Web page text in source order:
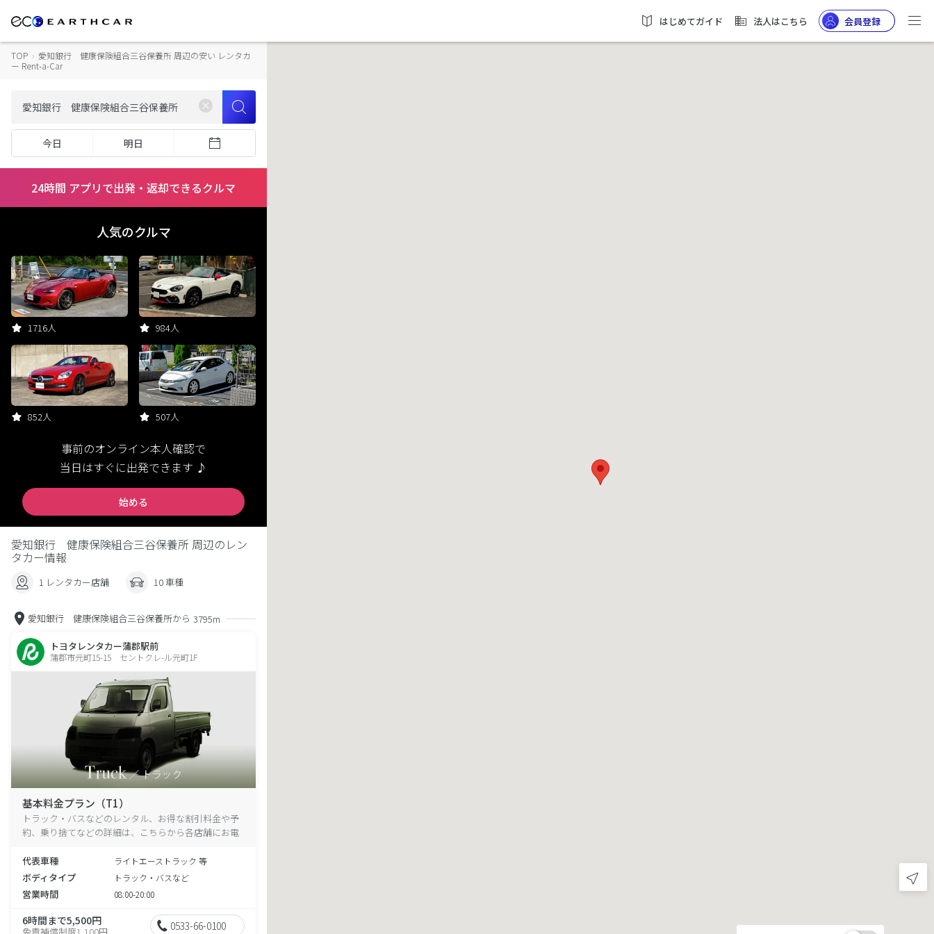
はじめてガイド 法人はこちら 会員登録
TOP › 愛知銀行 健康保険組合三谷保養所 周辺の安い レンタカ
ー Rent-a-Car
今日 明日
24時間 アプリで出発・返却できるクルマ
人気のクルマ
1716人 984人
852人 507人
事前のオンライン本人確認で
当日はすぐに出発できます ♪
始める
愛知銀行 健康保険組合三谷保養所 周辺のレン
タカー情報
1 レンタカー店舗 10 車種
愛知銀行 健康保険組合三谷保養所から 3795m
トヨタレンタカー蒲郡駅前
蒲郡市元町15-15 セントクレ-ル元町1F
基本料金プラン（T1）
トラック・バスなどのレンタル、お得な割引料金や予
約、乗り捨てなどの詳細は、こちらから各店舗にお電
代表車種
ライトエーストラック 等
ボディタイプ トラック・バスなど
営業時間 08:00-20:00
6時間まで5,500円
免責補償制度1,100円 0533-66-0100